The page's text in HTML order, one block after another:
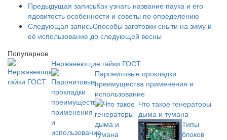
Предыдущая записьКак узнать название паука и его
ядовитость особенности и советы по определению
Следующая записьСпособы заготовки сныти на зиму и
её использование до следующей весны
Популярное
Нержавеющие гайки ГОСТ
Паронитовые прокладки
преимущества применения и
использование
Что такое генераторы
дыма и тумана
Типы
блоков